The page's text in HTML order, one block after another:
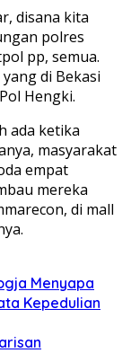
disana kita
polres
pp, semua.
di Bekasi
Hengki.
ada ketika
masyarakat
empat
mereka
di mall
Menyapa
Kepedulian